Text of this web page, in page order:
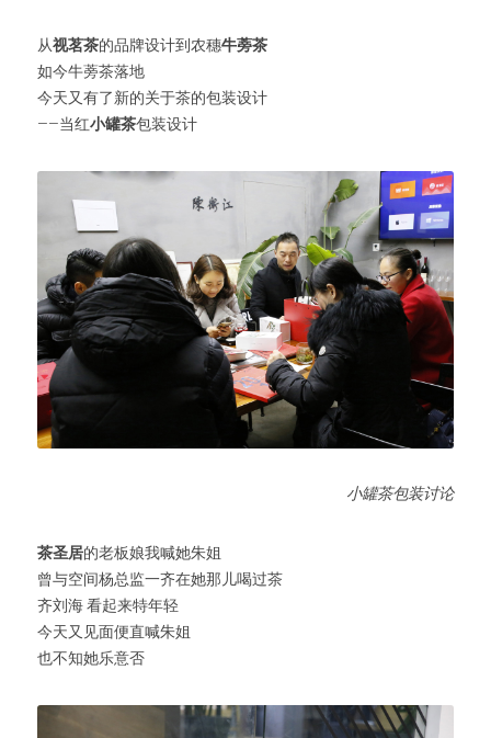
从视茗茶的品牌设计到农穗牛蒡茶
如今牛蒡茶落地
今天又有了新的关于茶的包装设计
——当红小罐茶包装设计
小罐茶包装讨论
茶圣居的老板娘我喊她朱姐
曾与空间杨总监一齐在她那儿喝过茶
齐刘海 看起来特年轻
今天又见面便直喊朱姐
也不知她乐意否